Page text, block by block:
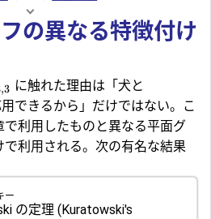
の異なる特徴付け
,3 に触れた理由は「犬と
できるから」だけではない。こ
利用したものと異なる平面グ
利用される。次の有名な結果
ー
の定理 (Kuratowski's